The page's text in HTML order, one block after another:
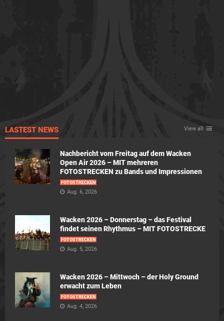
LASTEST NEWS View all
Nachbericht vom Freitag auf dem Wacken
Open Air 2026 – MIT mehreren
FOTOSTRECKEN zu Bands und Impressionen
FOTOSTRECKEN
Aug. 6, 2026
Wacken 2026 – Donnerstag – das Festival
findet seinen Rhythmus – MIT FOTOSTRECKE
FOTOSTRECKEN
Aug. 5, 2026
Wacken 2026 – Mittwoch – der Holy Ground
erwacht zum Leben
FOTOSTRECKEN
Aug. 4, 2026